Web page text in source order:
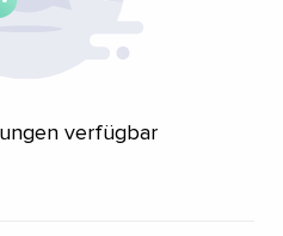
verfügbar